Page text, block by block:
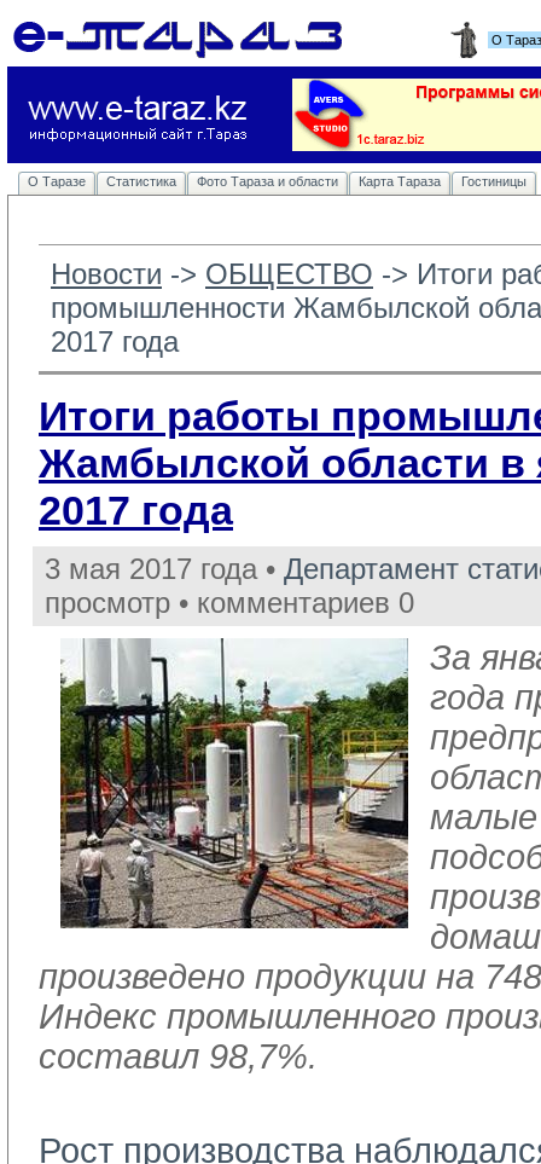
О
О Таразе Статистика Фото Тараза и области Карта Тараза Гостиницы
Новости -> ОБЩЕСТВО -> Итоги
промышленности Жамбылской
2017 года
Итоги работы
Жамбылской области в
2017 года
3 мая 2017 года • Департамент
просмотр • комментариев 0
За
года
малые
произведено продукции на
Индекс промышленного
составил 98,7%.
Рост производства